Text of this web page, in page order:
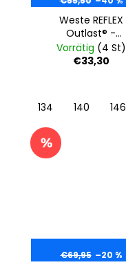
Weste REFLEX
Outlast® -
dunkelgrau
meliert/schwarz
Vorrätig (4 St)
€33,30
134 140 146
€69,95 –20 %